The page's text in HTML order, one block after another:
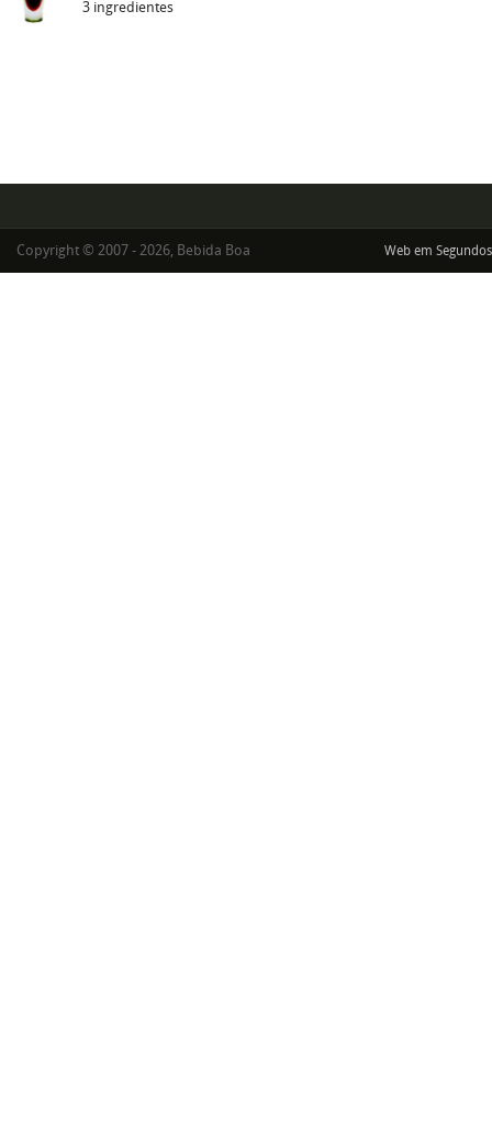
3 ingredientes
Copyright © 2007 - 2026, Bebida Boa Web em Segundos